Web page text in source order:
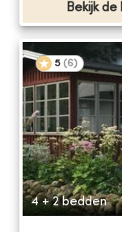
Bekijk
5 (6)
4 + 2 bedden